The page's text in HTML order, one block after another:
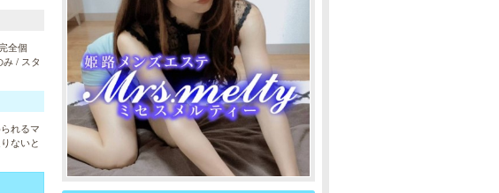
全個
/ スタ
れるマ
ないと